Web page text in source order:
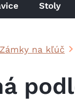
Stoly
Zámky na kľúč